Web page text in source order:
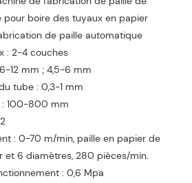
boire des tuyaux en papier
de paille automatique
: 2-4 couches
12 mm ; 4,5-6 mm
tube : 0,3-1 mm
: 100-800 mm
: 0-70 m/min, paille en papier de
et 6 diamètres, 280 pièces/min.
: 0,6 Mpa